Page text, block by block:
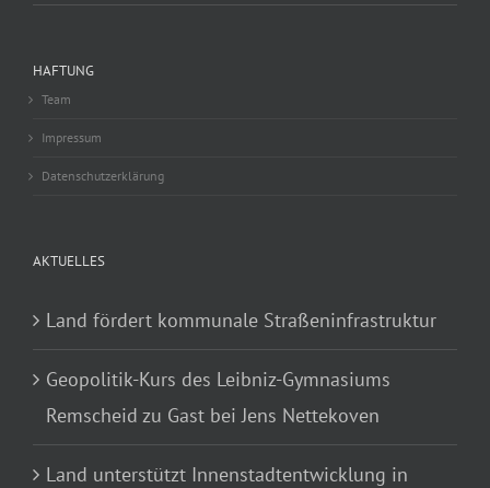
HAFTUNG
Team
Impressum
Datenschutzerklärung
AKTUELLES
Land fördert kommunale Straßeninfrastruktur
Geopolitik-Kurs des Leibniz-Gymnasiums
Remscheid zu Gast bei Jens Nettekoven
Land unterstützt Innenstadtentwicklung in